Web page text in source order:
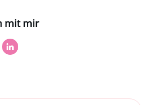
mit mir